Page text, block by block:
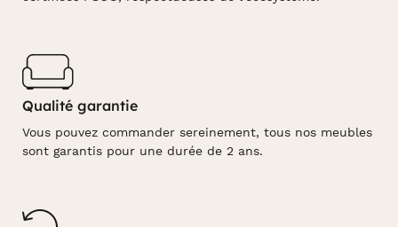
Qualité garantie
Vous pouvez commander sereinement, tous nos meubles
sont garantis pour une durée de 2 ans.